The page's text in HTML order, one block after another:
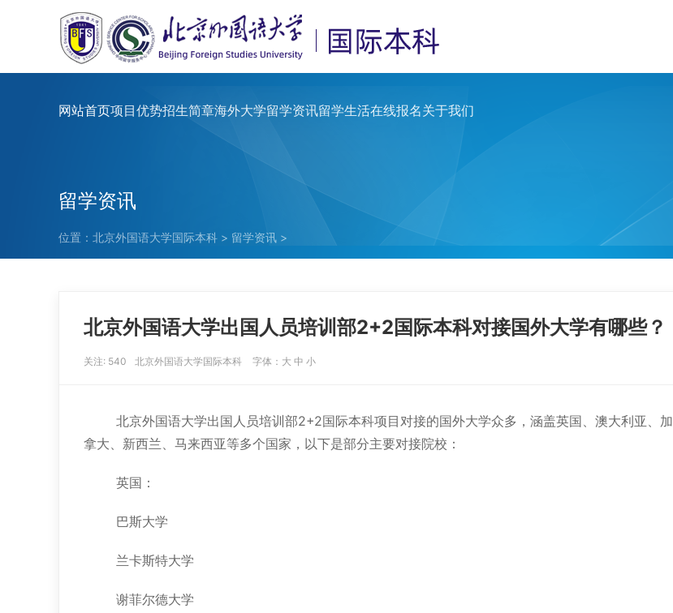
网站首页项目优势招生简章海外大学留学资讯留学生活在线报名关于我们
留学资讯
位置： 北京外国语大学国际本科 > 留学资讯 >
北京外国语大学出国人员培训部2+2国际本科对接国外大学有哪些？
关注: 540 北京外国语大学国际本科 字体： 大 中 小
北京外国语大学出国人员培训部2+2国际本科项目对接的国外大学众多，涵盖英国、澳大利亚、加
拿大、新西兰、马来西亚等多个国家，以下是部分主要对接院校：
英国：
巴斯大学
兰卡斯特大学
谢菲尔德大学